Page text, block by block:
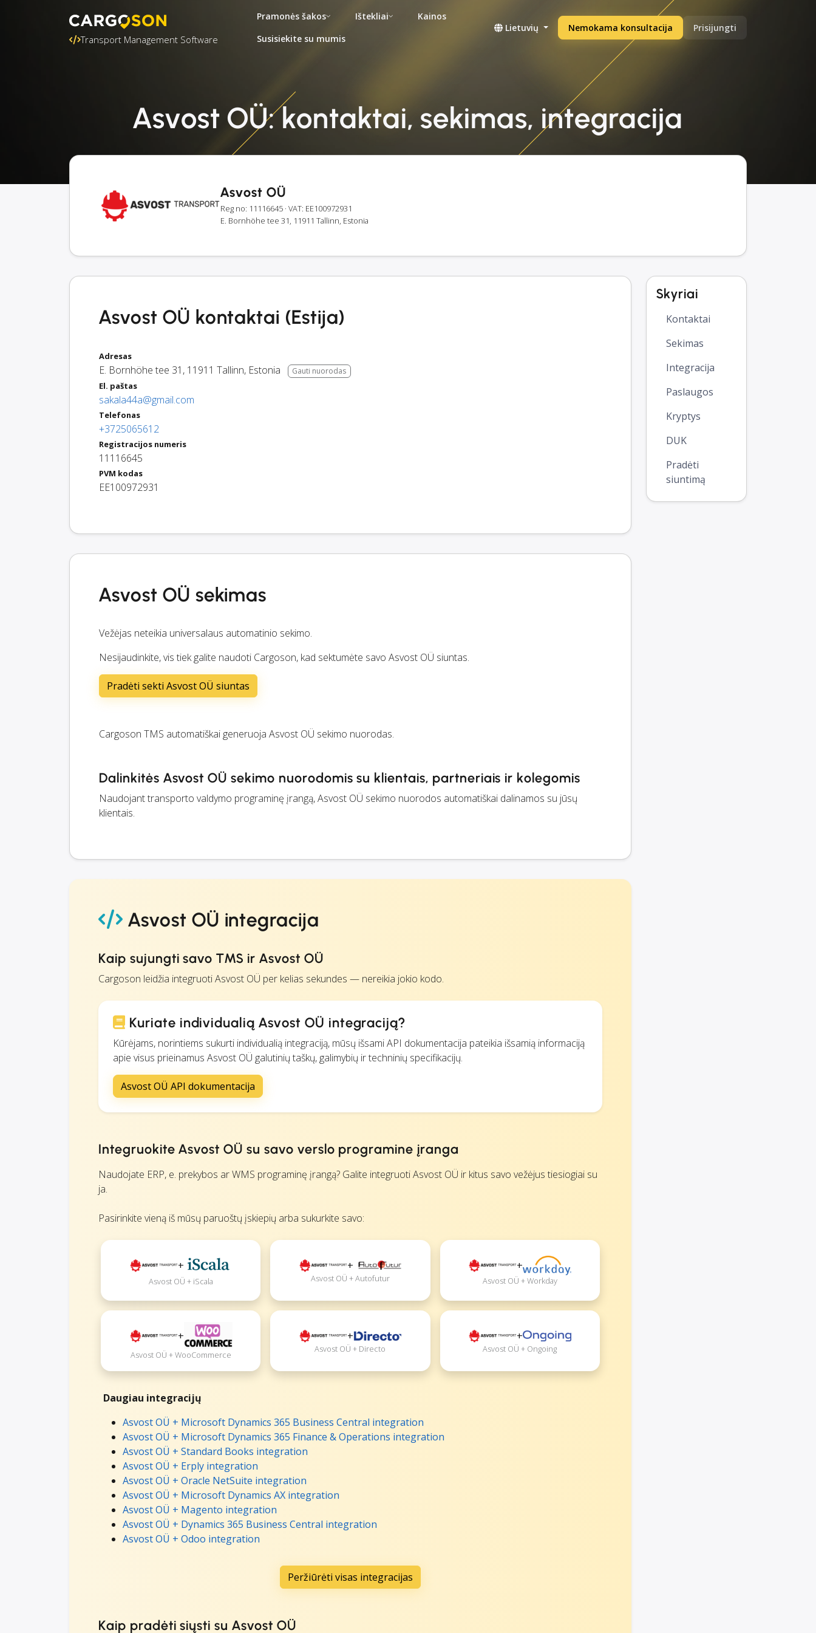
Transport Management Software
Pramonės šakos Ištekliai
Kainos
Susisiekite su mumis
Lietuvių Nemokama konsultacija Prisijungti
Asvost OÜ: kontaktai, sekimas, integracija
Asvost OÜ
Reg no: 11116645 · VAT: EE100972931
E. Bornhöhe tee 31, 11911 Tallinn, Estonia
Asvost OÜ kontaktai (Estija)
Adresas
E. Bornhöhe tee 31 , 11911 Tallinn, Estonia Gauti nuorodas
El. paštas
sakala44a@gmail.com
Telefonas
+3725065612
Registracijos numeris
11116645
PVM kodas
EE100972931
Asvost OÜ sekimas
Vežėjas neteikia universalaus automatinio sekimo.
Nesijaudinkite, vis tiek galite naudoti Cargoson, kad sektumėte savo Asvost OÜ siuntas.
Pradėti sekti Asvost OÜ siuntas
Cargoson TMS automatiškai generuoja Asvost OÜ sekimo nuorodas.
Dalinkitės Asvost OÜ sekimo nuorodomis su klientais, partneriais ir kolegomis
Naudojant transporto valdymo programinę įrangą, Asvost OÜ sekimo nuorodos automatiškai dalinamos su jūsų
klientais.
Asvost OÜ integracija
Kaip sujungti savo TMS ir Asvost OÜ
Cargoson leidžia integruoti Asvost OÜ per kelias sekundes — nereikia jokio kodo.
Kuriate individualią Asvost OÜ integraciją?
Kūrėjams, norintiems sukurti individualią integraciją, mūsų išsami API dokumentacija pateikia išsamią informaciją
apie visus prieinamus Asvost OÜ galutinių taškų, galimybių ir techninių specifikacijų.
Asvost OÜ API dokumentacija
Integruokite Asvost OÜ su savo verslo programine įranga
Naudojate ERP, e. prekybos ar WMS programinę įrangą? Galite integruoti Asvost OÜ ir kitus savo vežėjus tiesiogiai su
ja.
Pasirinkite vieną iš mūsų paruoštų įskiepių arba sukurkite savo:
+
Asvost OÜ + iScala
+
Asvost OÜ + Autofutur
+
Asvost OÜ + Workday
+
Asvost OÜ + WooCommerce
+
Asvost OÜ + Directo
+
Asvost OÜ + Ongoing
Daugiau integracijų
Asvost OÜ + Microsoft Dynamics 365 Business Central integration
Asvost OÜ + Microsoft Dynamics 365 Finance & Operations integration
Asvost OÜ + Standard Books integration
Asvost OÜ + Erply integration
Asvost OÜ + Oracle NetSuite integration
Asvost OÜ + Microsoft Dynamics AX integration
Asvost OÜ + Magento integration
Asvost OÜ + Dynamics 365 Business Central integration
Asvost OÜ + Odoo integration
Peržiūrėti visas integracijas
Kaip pradėti siųsti su Asvost OÜ
Skyriai
Kontaktai
Sekimas
Integracija
Paslaugos
Kryptys
DUK
Pradėti
siuntimą